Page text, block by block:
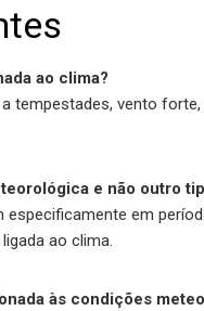
ao clima?
tempestades, vento
e não outro
em
ao clima.
às condições